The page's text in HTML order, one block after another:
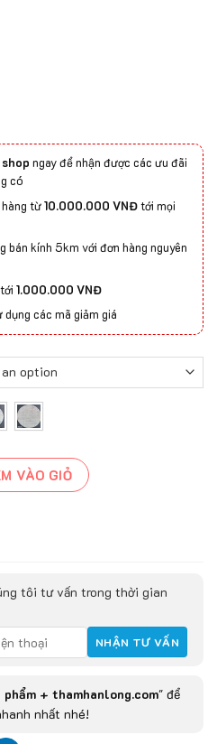
shop ngay để nhận được các ưu đãi
có
hàng từ10.000.000 VNĐtới mọi
bán kính 5km với đơn hàng nguyên
tới1.000.000 VNĐ
dụng các mã giảm giá
quantity
VÀO GIỎ
tôi tư vấn trong thời gian
phẩm + thamhanlong.com" để
nhất nhé!